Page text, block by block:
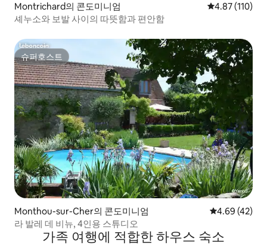
Montrichard의 콘도미니엄 평점 4.87점(5
4.87 (110)
셰누소와 보발 사이의 따뜻함과 편안함
슈퍼호스트
슈퍼호스트
Monthou-sur-Cher의 콘도미니엄 평점 4.69점(5
4.69 (42)
라 발레 데 비뉴, 4인용 스튜디오
가족 여행에 적합한 하우스 숙소